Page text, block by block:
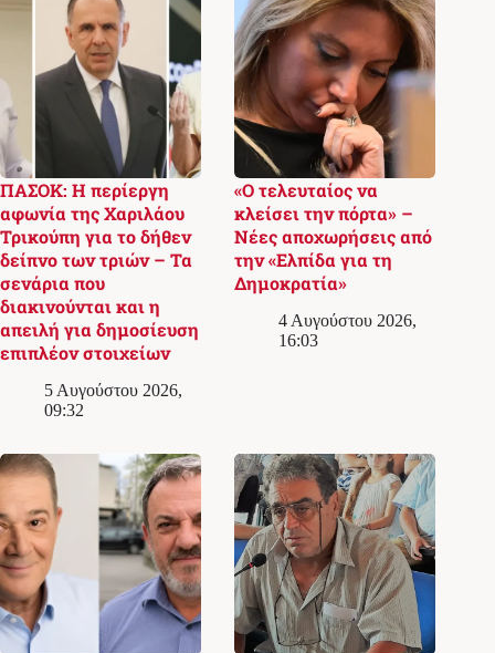
ΠΑΣΟΚ: Η περίεργη
αφωνία της Χαριλάου
Τρικούπη για το δήθεν
δείπνο των τριών – Τα
σενάρια που
διακινούνται και η
απειλή για δημοσίευση
επιπλέον στοιχείων
5 Αυγούστου 2026,
09:32
«Ο τελευταίος να
κλείσει την πόρτα» –
Νέες αποχωρήσεις από
την «Ελπίδα για τη
Δημοκρατία»
4 Αυγούστου 2026,
16:03